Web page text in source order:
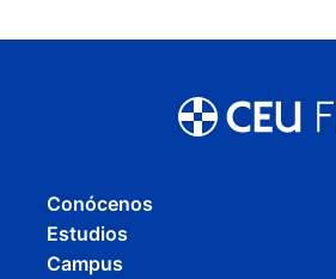
Conócenos
Estudios
Campus